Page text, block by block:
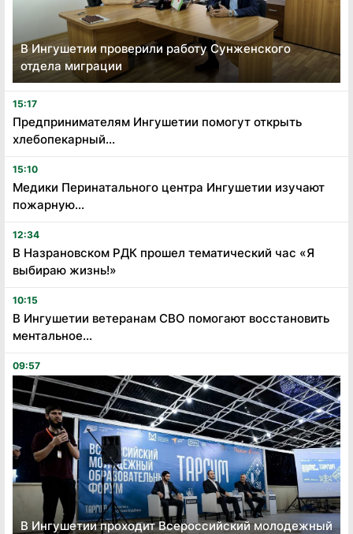
В Ингушетии проверили работу Сунженского
отдела миграции
15:17
Предпринимателям Ингушетии помогут открыть
хлебопекарный...
15:10
Медики Перинатального центра Ингушетии изучают
пожарную...
12:34
В Назрановском РДК прошел тематический час «Я
выбираю жизнь!»
10:15
В Ингушетии ветеранам СВО помогают восстановить
ментальное...
09:57
В Ингушетии проходит Всероссийский молодежный